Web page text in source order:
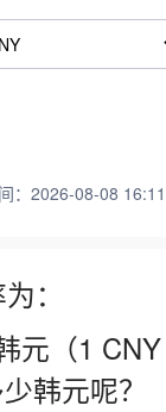
：2026-08-08
：
元（1
韩元呢？